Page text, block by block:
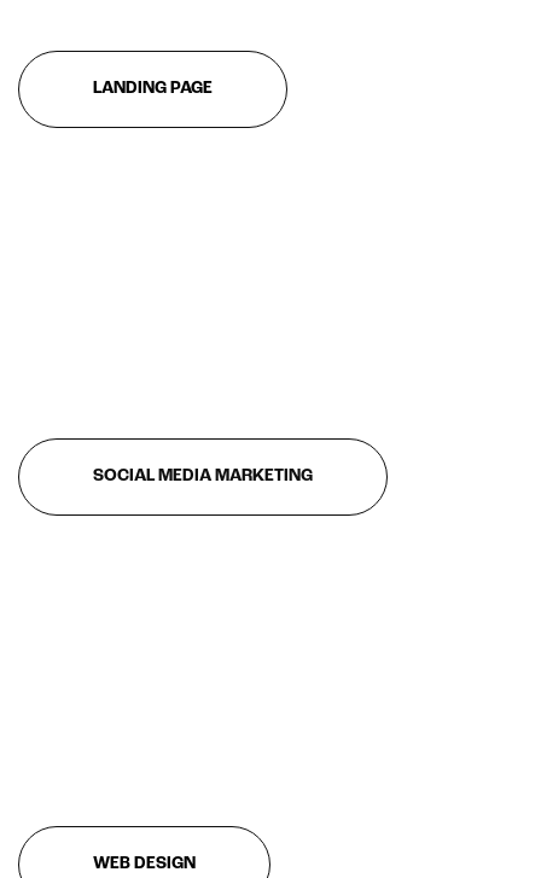
IoT (Internet of Things)
Metaverso
LANDING PAGE
SOCIAL MEDIA MARKETING
WEB DESIGN